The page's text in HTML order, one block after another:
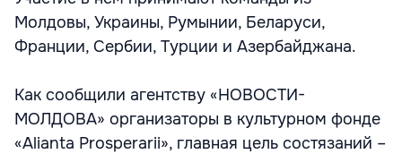
Молдовы, Украины, Румынии, Беларуси,
Франции, Сербии, Турции и Азербайджана.
Как сообщили агентству «НОВОСТИ-
МОЛДОВА» организаторы в культурном фонде
«Alianta Prosperarii», главная цель состязаний –